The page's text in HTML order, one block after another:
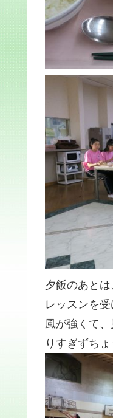
夕飯のあと
レッスンを受
風が強くて
りすぎずち